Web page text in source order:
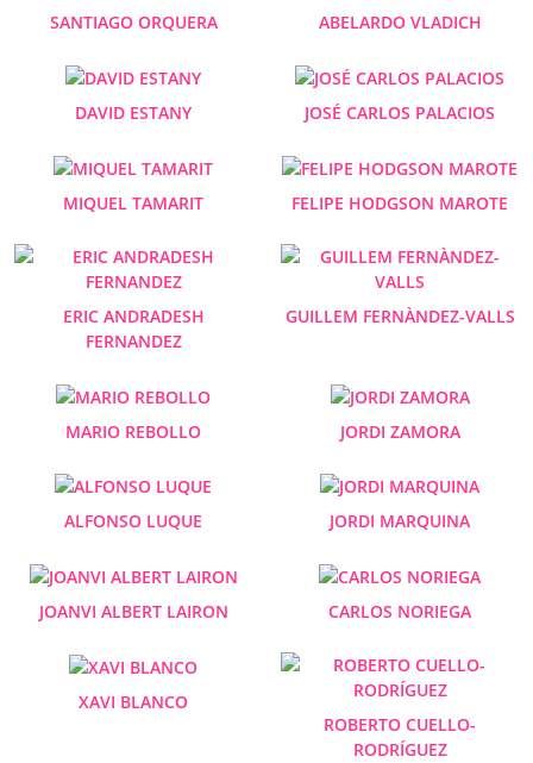
SANTIAGO ORQUERA ABELARDO VLADICH
DAVID ESTANY JOSÉ CARLOS PALACIOS
MIQUEL TAMARIT FELIPE HODGSON MAROTE
ERIC ANDRADESH
FERNANDEZ
GUILLEM FERNÀNDEZ-VALLS
MARIO REBOLLO JORDI ZAMORA
ALFONSO LUQUE JORDI MARQUINA
JOANVI ALBERT LAIRON CARLOS NORIEGA
XAVI BLANCO
ROBERTO CUELLO-
RODRÍGUEZ